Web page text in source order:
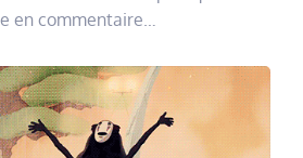
en commentaire…